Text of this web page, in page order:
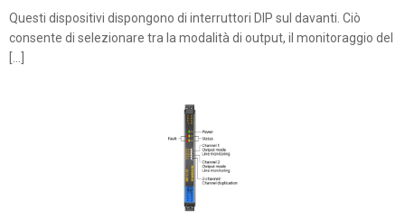
Questi dispositivi dispongono di interruttori DIP sul davanti. Ciò
consente di selezionare tra la modalità di output, il monitoraggio del